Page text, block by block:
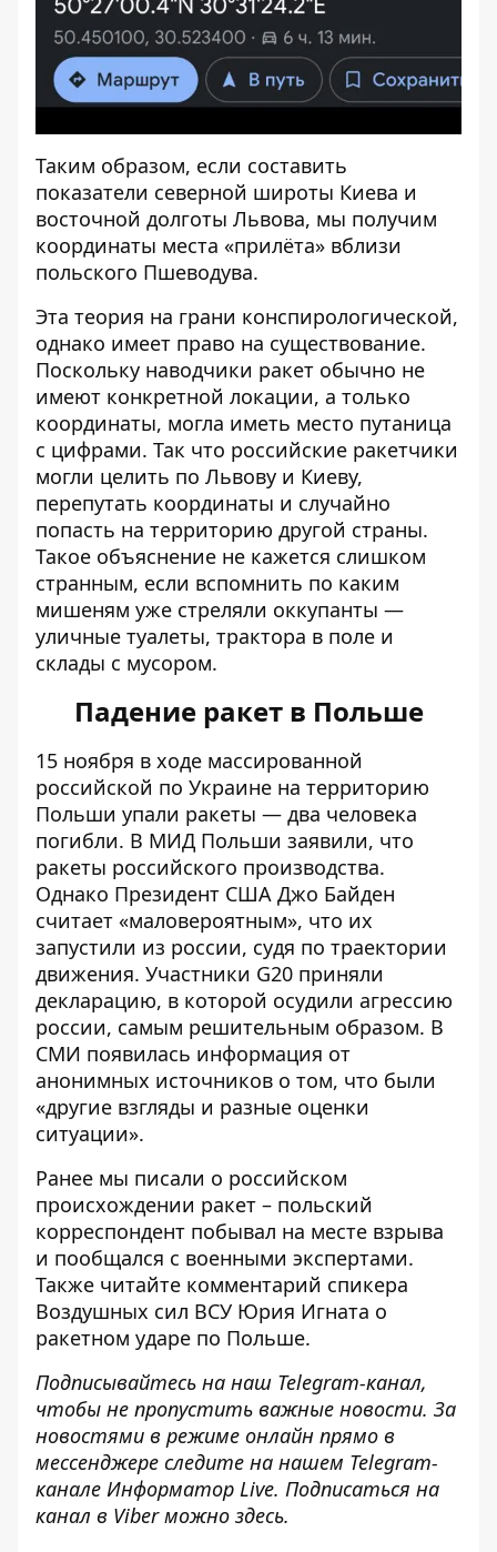
Таким образом, если составить
показатели северной широты Киева и
восточной долготы Львова, мы получим
координаты места «прилёта» вблизи
польского Пшеводува.
Эта теория на грани конспирологической,
однако имеет право на существование.
Поскольку наводчики ракет обычно не
имеют конкретной локации, а только
координаты, могла иметь место путаница
с цифрами. Так что российские ракетчики
могли целить по Львову и Киеву,
перепутать координаты и случайно
попасть на территорию другой страны.
Такое объяснение не кажется слишком
странным, если вспомнить по каким
мишеням уже стреляли оккупанты —
уличные туалеты, трактора в поле и
склады с мусором.
Падение ракет в Польше
15 ноября в ходе массированной
российской по Украине на территорию
Польши упали ракеты — два человека
погибли. В МИД Польши заявили, что
ракеты российского производства.
Однако Президент США Джо Байден
считает «маловероятным», что их
запустили из россии, судя по траектории
движения. Участники G20 приняли
декларацию, в которой осудили агрессию
россии, самым решительным образом. В
СМИ появилась информация от
анонимных источников о том, что были
«другие взгляды и разные оценки
ситуации».
Ранее мы писали о российском
происхождении ракет – польский
корреспондент побывал на месте взрыва
и пообщался с военными экспертами.
Также читайте комментарий спикера
Воздушных сил ВСУ Юрия Игната о
ракетном ударе по Польше.
Подписывайтесь на наш Telegram-канал,
чтобы не пропустить важные новости. За
новостями в режиме онлайн прямо в
мессенджере следите на нашем Telegram-
канале Информатор Live. Подписаться на
канал в Viber можно здесь.